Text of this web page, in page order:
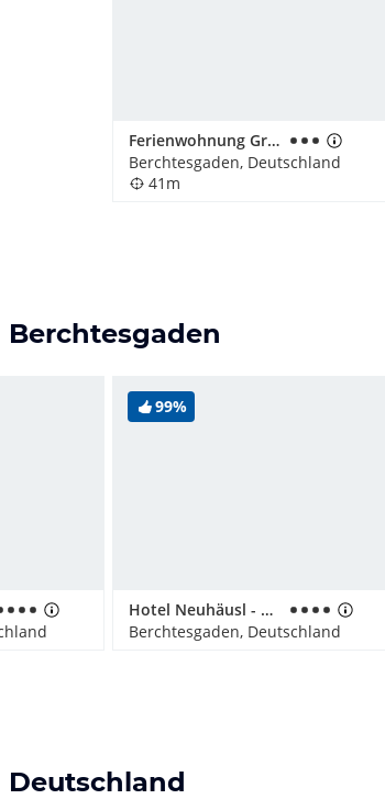
Ferienwohnung Grüsser
Berchtesgaden, Deutschland
41m
99%
Hotel Neuhäusl - herzlich & familiär
Berchtesgaden, Deutschland
Deutschland